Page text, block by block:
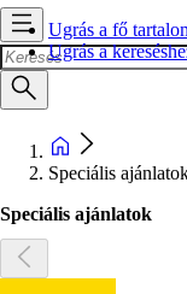
Ugrás a fő
Ugrás a
Speciális
Speciális ajánlatok